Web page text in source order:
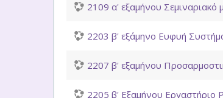
2109 α' εξαμήνου Σεμιναριακό
2203 β' εξάμηνο Ευφυή
2207 β' εξαμήνου
2205 β' Εξαμήνου Εργαστήριο